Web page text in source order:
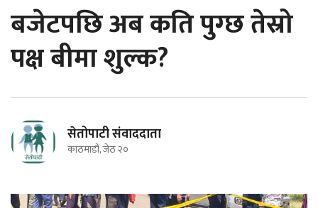
बजेटपछि अब कति पुग्छ तेस्रो
पक्ष बीमा शुल्क?
सेतोपाटी संवाददाता
काठमाडौं, जेठ २०